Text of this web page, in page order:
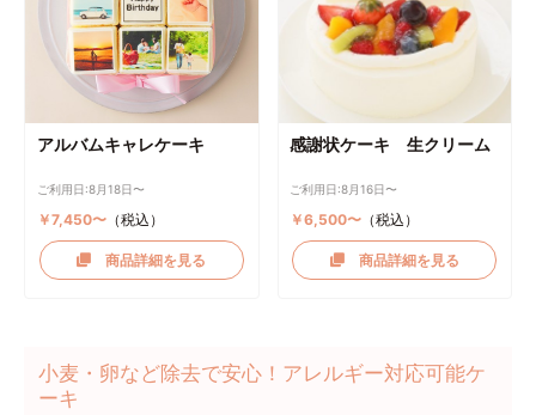
アルバムキャレケーキ
ご利用日:8月18日〜
￥7,450〜（税込）
商品詳細を見る
感謝状ケーキ 生クリーム
ご利用日:8月16日〜
￥6,500〜 （税込）
商品詳細を見る
小麦・卵など除去で安心！アレルギー対応可能ケ
ーキ